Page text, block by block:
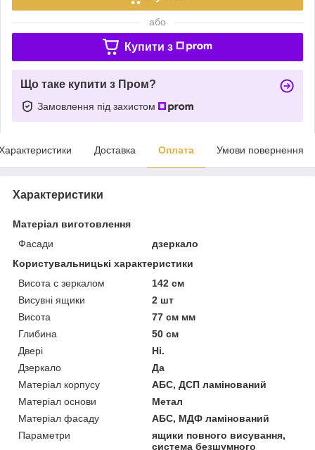
або
Купити з
Що таке купити з Пром?
Замовлення під захистом
Доставка Оплата Умови повернення
Характеристики
Матеріал виготовлення
Фасади
дзеркало
Користувальницькі характеристики
Висота с зеркалом
142 см
Висувні ящики
2 шт
Висота
77 см мм
Глибина
50 см
Двері
Ні.
Дзеркало
Да
Матеріал корпусу
АБС, ДСП ламінований
Матеріал основи
Метал
Матеріал фасаду
АБС, МДФ ламінований
Параметри
ящики повного висування,
система безшумного